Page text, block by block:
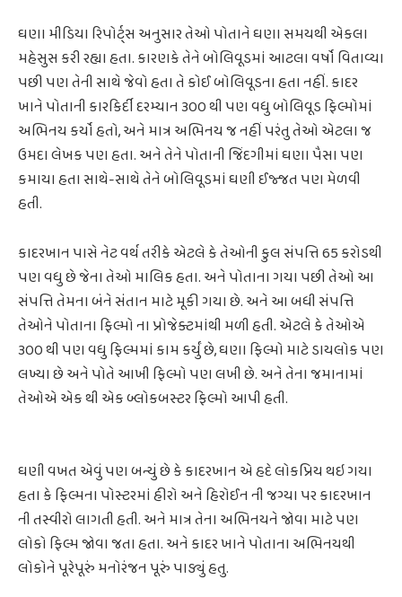
ઘણા મીડિયા રિપોર્ટ્સ અનુસાર તેઓ પોતાને ઘણા સમયથી એકલા
મહેસુસ કરી રહ્યા હતા. કારણકે તેને બોલિવૂડમાં આટલા વર્ષો વિતાવ્યા
પછી પણ તેની સાથે જેવો હતા તે કોઈ બોલિવૂડના હતા નહીં. કાદર
ખાને પોતાની કારકિર્દી દરમ્યાન ૩૦૦ થી પણ વધુ બોલિવૂડ ફિલ્મોમાં
અભિનય કર્યો હતો, અને માત્ર અભિનય જ નહીં પરંતુ તેઓ એટલા જ
ઉમદા લેખક પણ હતા. અને તેને પોતાની જિંદગીમાં ઘણા પૈસા પણ
કમાયા હતા સાથે-સાથે તેને બોલિવૂડમાં ઘણી ઈજ્જત પણ મેળવી
હતી.
કાદરખાન પાસે નેટ વર્થ તરીકે એટલે કે તેઓની કુલ સંપત્તિ 65 કરોડથી
પણ વધુ છે જેના તેઓ માલિક હતા. અને પોતાના ગયા પછી તેઓ આ
સંપત્તિ તેમના બંને સંતાન માટે મૂકી ગયા છે. અને આ બધી સંપત્તિ
તેઓને પોતાના ફિલ્મો ના પ્રોજેક્ટમાંથી મળી હતી. એટલે કે તેઓએ
૩૦૦ થી પણ વધુ ફિલ્મમાં કામ કર્યું છે, ઘણા ફિલ્મો માટે ડાયલોક પણ
લખ્યા છે અને પોતે આખી ફિલ્મો પણ લખી છે. અને તેના જમાનામાં
તેઓએ એક થી એક બ્લોકબસ્ટર ફિલ્મો આપી હતી.
ઘણી વખત એવું પણ બન્યું છે કે કાદરખાન એ હદે લોકપ્રિય થઇ ગયા
હતા કે ફિલ્મના પોસ્ટરમાં હીરો અને હિરોઈન ની જગ્યા પર કાદરખાન
ની તસ્વીરો લાગતી હતી. અને માત્ર તેના અભિનયને જોવા માટે પણ
લોકો ફિલ્મ જોવા જતા હતા. અને કાદર ખાને પોતાના અભિનયથી
લોકોને પૂરેપૂરું મનોરંજન પૂરું પાડ્યું હતુ.